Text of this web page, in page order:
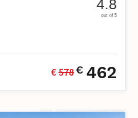
4.8
out of 5
€ 578€ 462